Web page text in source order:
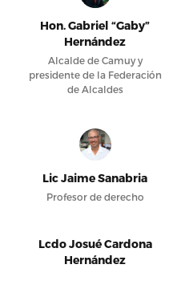
Hon. Gabriel “Gaby”
Hernández
Alcalde de Camuy y
presidente de la Federación
de Alcaldes
Lic Jaime Sanabria
Profesor de derecho
Lcdo Josué Cardona
Hernández